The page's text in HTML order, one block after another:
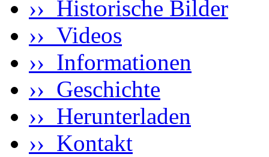
›› Historische Bilder
›› Videos
›› Informationen
›› Geschichte
›› Herunterladen
›› Kontakt